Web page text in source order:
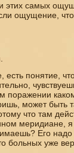
этих самых
ощущение,
понятие, что
поражении
может быть
что там
меридиане, я
Его
больных уже